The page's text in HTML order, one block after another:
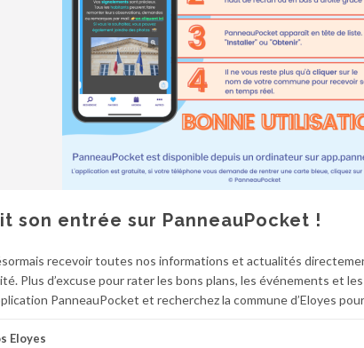
son entrée sur PanneauPocket !
recevoir toutes nos informations et actualités
Plus d’excuse pour rater les bons plans, les événements et
PanneauPocket et recherchez la commune d’Eloyes
Eloyes